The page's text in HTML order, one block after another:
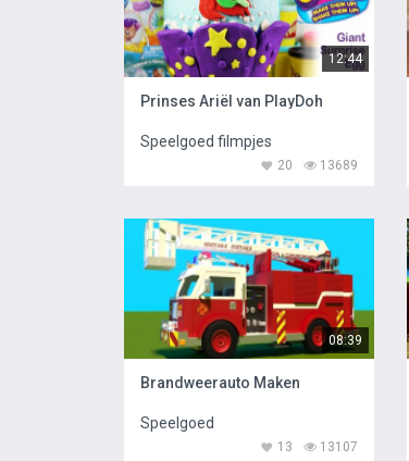
12:44
Prinses Ariël van PlayDoh
Speelgoed filmpjes
13689
20
08:39
Brandweerauto Maken
Speelgoed
13107
13